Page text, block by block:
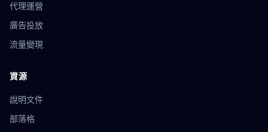
代理運營
廣告投放
流量變現
資源
說明文件
部落格